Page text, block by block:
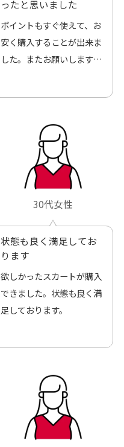
ったと思いました
ポイントもすぐ使えて、お
安く購入することが出来ま
した。またお願いします、
30代女性
状態も良く満足してお
ります
欲しかったスカートが購入
できました。状態も良く満
足しております。